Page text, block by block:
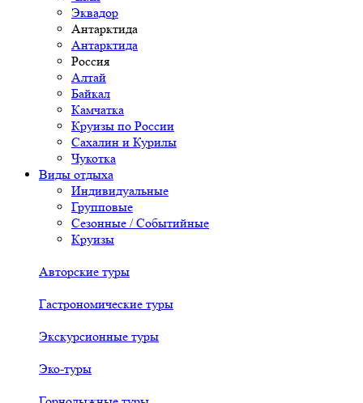
Эквадор
Антарктида
Антарктида
Россия
Алтай
Байкал
Камчатка
Круизы по России
Сахалин и Курилы
Чукотка
Виды отдыха
Индивидуальные
Групповые
Сезонные / Событийные
Круизы
Авторские туры
Гастрономические туры
Экскурсионные туры
Эко-туры